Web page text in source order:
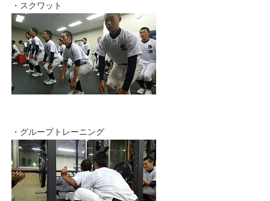
・スクワット
・グループトレーニング